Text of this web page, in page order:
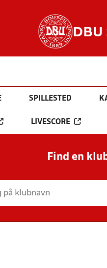
DBU
SPILLESTED
LIVESCORE
Find en